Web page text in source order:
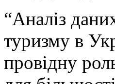
“Аналіз
туризму в
провідну